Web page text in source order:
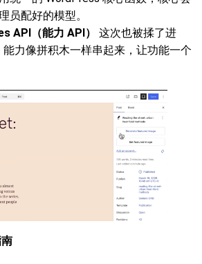
员配好的模型。
API（能力 API）
这次也被揉了进
力像拼积木一样串起来，让功能一个